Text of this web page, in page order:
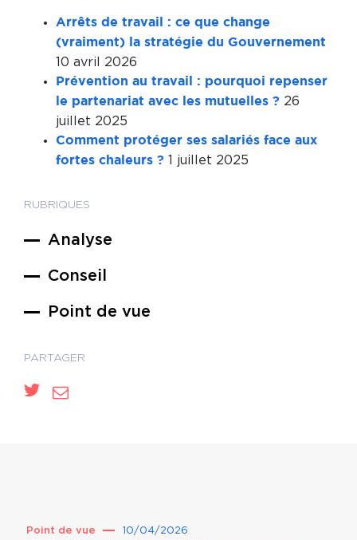
Arrêts de travail : ce que change
(vraiment) la stratégie du Gouvernement
10 avril 2026
Prévention au travail : pourquoi repenser
le partenariat avec les mutuelles ? 26
juillet 2025
Comment protéger ses salariés face aux
fortes chaleurs ? 1 juillet 2025
RUBRIQUES
Analyse
Conseil
Point de vue
PARTAGER
Point de vue 10/04/2026